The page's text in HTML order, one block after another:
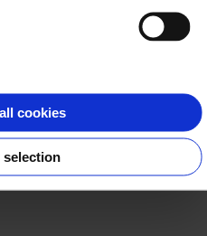
cookies
REX